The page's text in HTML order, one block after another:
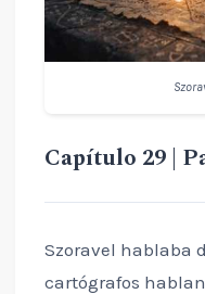
Capítulo 29 |
Szoravel hablaba
cartógrafos